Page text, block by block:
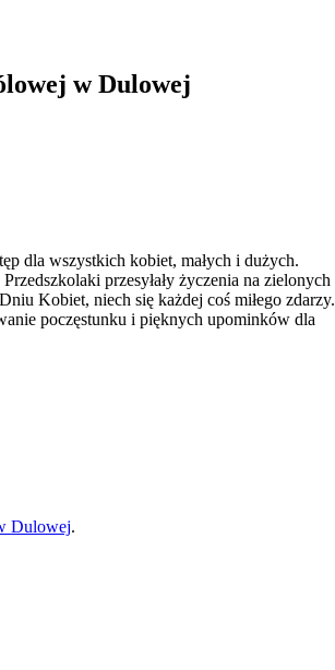
w Dulowej
dla wszystkich kobiet, małych i dużych.
przesyłały życzenia na zielonych
Kobiet, niech się każdej coś miłego zdarzy.
poczęstunku i pięknych upominków dla
Dulowej.